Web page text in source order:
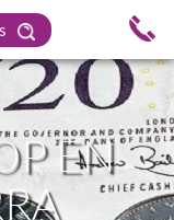
EN